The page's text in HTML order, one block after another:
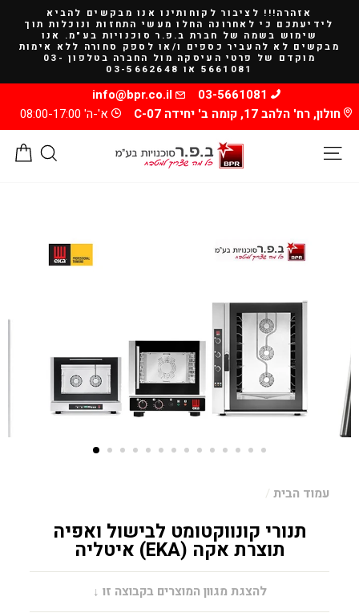
קריאה
אזהרה!!! לציבור לקוחותינו אנו מבקשים להביא
לידיעתכם כי לאחרונה החלו מעשי התחזות ונוכלות תוך
שימוש בשמה של חברת ב.פ.ר סוכנויות בע"מ. אנו
מבקשים לא להעביר כספים ו/או לספק סחורה ללא אימות
מוקדם של פרטי העיסקה מול החברה בטלפון 03-
5661081 או 03-5662648
03-5661081
info@bpr.co.il
חולון, רח' הלהב 17, קומה ב' יחידה C-07
א'-ה' 08:00-17:00
עמוד הבית /
תנורי קונווקטומט לבישול ואפיה
תוצרת אקה (EKA) איטליה
מחיר
להצגת מגוון המוצרים בקבוצה זו ↓